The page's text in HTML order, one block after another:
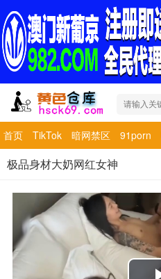
首页 TikTok 暗网禁区 91porn
极品身材大奶网红女神